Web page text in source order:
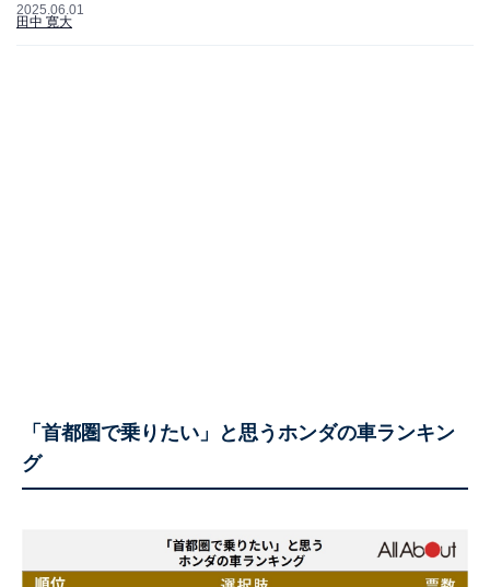
2025.06.01
田中 寛大
「首都圏で乗りたい」と思うホンダの車ランキン
グ